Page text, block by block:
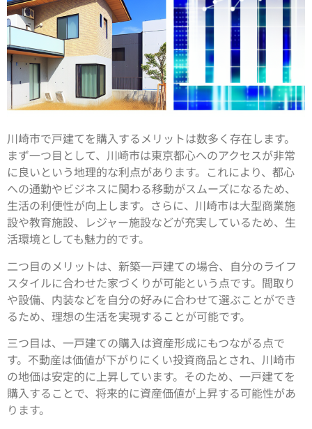
川崎市で戸建てを購入するメリットは数多く存在します。
まず一つ目として、川崎市は東京都心へのアクセスが非常
に良いという地理的な利点があります。これにより、都心
への通勤やビジネスに関わる移動がスムーズになるため、
生活の利便性が向上します。さらに、川崎市は大型商業施
設や教育施設、レジャー施設などが充実しているため、生
活環境としても魅力的です。
二つ目のメリットは、新築一戸建ての場合、自分のライフ
スタイルに合わせた家づくりが可能という点です。間取り
や設備、内装などを自分の好みに合わせて選ぶことができ
るため、理想の生活を実現することが可能です。
三つ目は、一戸建ての購入は資産形成にもつながる点で
す。不動産は価値が下がりにくい投資商品とされ、川崎市
の地価は安定的に上昇しています。そのため、一戸建てを
購入することで、将来的に資産価値が上昇する可能性があ
ります。